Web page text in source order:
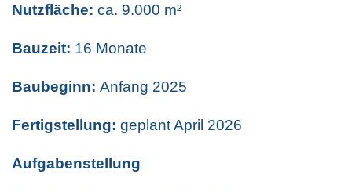
Nutzfläche: ca. 9.000 m²
Bauzeit: 16 Monate
Baubeginn: Anfang 2025
Fertigstellung: geplant April 2026
Aufgabenstellung